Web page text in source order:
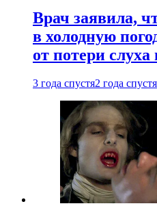
Врач заявила,
в холодную
от потери
3 года спустя2 года спустя